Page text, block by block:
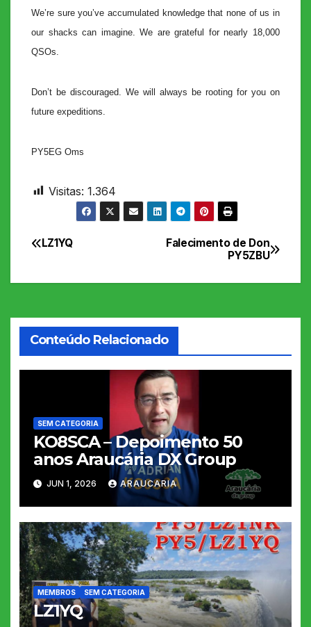
We’re sure you’ve accumulated knowledge that none of us in
our shacks can imagine. We are grateful for nearly 18,000
QSOs.
Don’t be discouraged. We will always be rooting for you on
future expeditions.
PY5EG Oms
Visitas: 1.364
Navegação
de
Falecimento de Don
PY5ZBU
LZ1YQ
Conteúdo Relacionado
SEM CATEGORIA
KO8SCA – Depoimento 50
anos Araucária DX Group
JUN 1, 2026 ARAUCARIA
MEMBROS SEM CATEGORIA
LZ1YQ